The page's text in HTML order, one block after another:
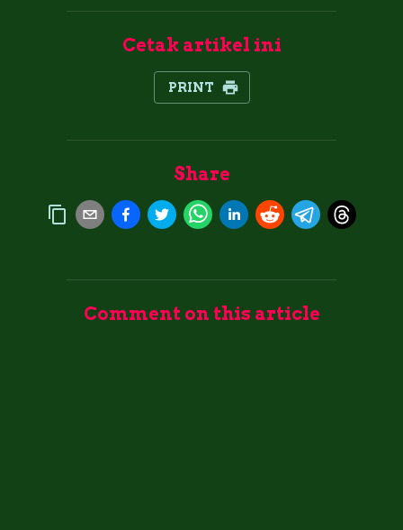
Cetak artikel ini
PRINT
Share
Comment on this article